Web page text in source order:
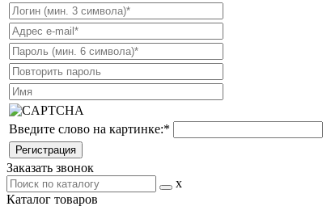
Введите слово на картинке:*
Заказать звонок
x
Каталог товаров